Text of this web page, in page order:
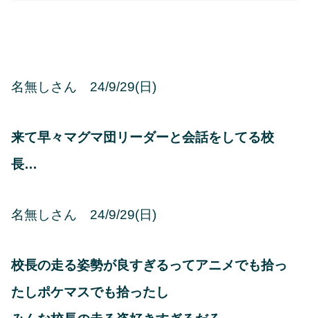
名無しさん 24/9/29(日)
来て早々マグマ団リーダーと会話をしてる校
長…
名無しさん 24/9/29(日)
校長の走る姿勢が良すぎるってアニメでも拾っ
たしポケマスでも拾ったし